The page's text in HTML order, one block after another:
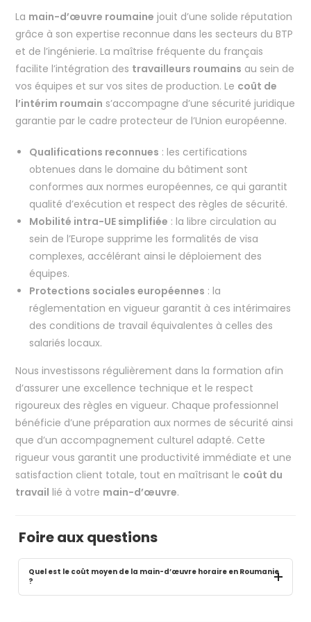
La main-d’œuvre roumaine jouit d’une solide réputation
grâce à son expertise reconnue dans les secteurs du BTP
et de l’ingénierie. La maîtrise fréquente du français
facilite l’intégration des travailleurs roumains au sein de
vos équipes et sur vos sites de production. Le coût de
l’intérim roumain s’accompagne d’une sécurité juridique
garantie par le cadre protecteur de l’Union européenne.
Qualifications reconnues : les certifications
obtenues dans le domaine du bâtiment sont
conformes aux normes européennes, ce qui garantit
qualité d’exécution et respect des règles de sécurité.
Mobilité intra-UE simplifiée : la libre circulation au
sein de l’Europe supprime les formalités de visa
complexes, accélérant ainsi le déploiement des
équipes.
Protections sociales européennes : la
réglementation en vigueur garantit à ces intérimaires
des conditions de travail équivalentes à celles des
salariés locaux.
Nous investissons régulièrement dans la formation afin
d’assurer une excellence technique et le respect
rigoureux des règles en vigueur. Chaque professionnel
bénéficie d’une préparation aux normes de sécurité ainsi
que d’un accompagnement culturel adapté. Cette
rigueur vous garantit une productivité immédiate et une
satisfaction client totale, tout en maîtrisant le coût du
travail lié à votre main-d’œuvre.
Foire aux questions
Quel est le coût moyen de la main-d’œuvre horaire en Roumanie
?